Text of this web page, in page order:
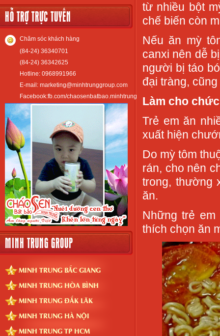
HỖ TRỢ TRỰC TUYẾN
Chăm sóc khách hàng
(84-24) 36340701
(84-24) 36342625
Hotline: 0968991966
E-mail: marketing@minhtrunggroup.com
Facebook:fb.com/chaosenbatbao.minhtrung
MINH TRUNG GROUP
MINH TRUNG BẮC GIANG
MINH TRUNG HÒA BÌNH
MINH TRUNG ĐẮK LĂK
MINH TRUNG HÀ NỘI
MINH TRUNG TP HCM
từ nhiều bột
chế biến còn
Nếu ăn mỳ
canxi nên dễ
người bị táo
đại tràng,
Làm cho
Trẻ em ăn
xuất hiện
Do mỳ tôm
rán, cho nên
trong, thường
ăn.
Những trẻ
thích chọn ăn